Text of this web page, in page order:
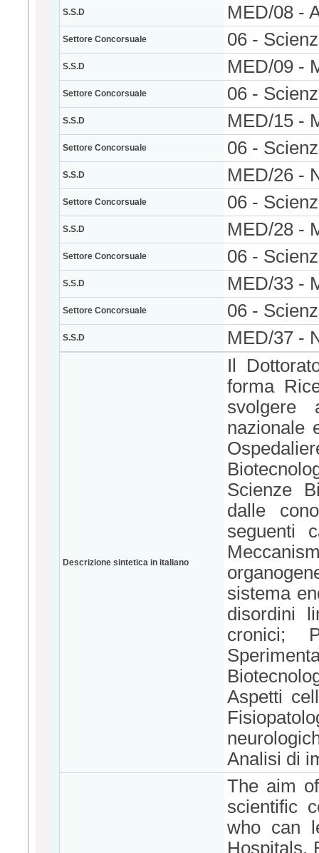
S.S.D MED/08 -
Settore Concorsuale 06 -
S.S.D MED/09 -
Settore Concorsuale 06 -
S.S.D MED/15 -
Settore Concorsuale 06 -
S.S.D MED/26 -
Settore Concorsuale 06 -
S.S.D MED/28 -
Settore Concorsuale 06 -
S.S.D MED/33 -
Settore Concorsuale 06 -
S.S.D MED/37 -
Descrizione sintetica in italiano
Il
forma
svolgere
nazionale
Scienze
dalle
seguenti
sistema
disordini
cronici;
Aspetti
Analisi di
The aim
scientific
who can
Hospitals,